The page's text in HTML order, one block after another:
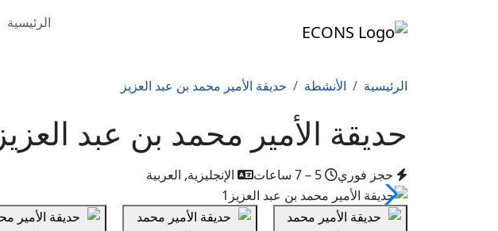
الرئيسية
الرئيسية الأنشطة حديقة الأمير محمد بن عبد العزيز
حديقة الأمير محمد بن عبد العزيز
حجز فوري الإنجليزية, العربية